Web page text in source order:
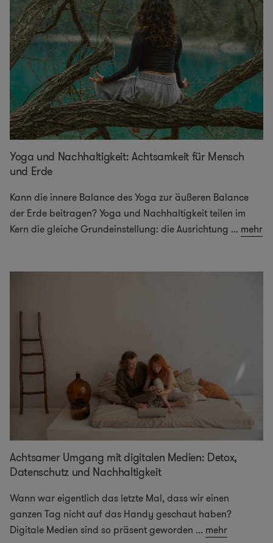
Yoga und Nachhaltigkeit: Achtsamkeit für Mensch
und Erde
Kann die innere Balance des Yoga zur äußeren Balance
der Erde beitragen? Yoga und Nachhaltigkeit teilen im
Kern die gleiche Grundeinstellung: die Ausrichtung ... mehr
Achtsamer Umgang mit digitalen Medien: Detox,
Datenschutz und Nachhaltigkeit
Wann war eigentlich das letzte Mal, dass wir einen
ganzen Tag nicht auf das Handy geschaut haben?
Digitale Medien sind so präsent geworden ... mehr